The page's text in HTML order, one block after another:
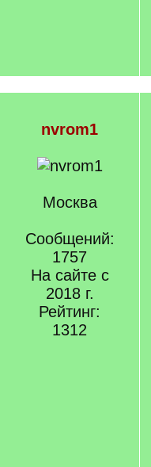
nvrom1
Москва
Сообщений:
1757
На сайте с
2018 г.
Рейтинг:
1312